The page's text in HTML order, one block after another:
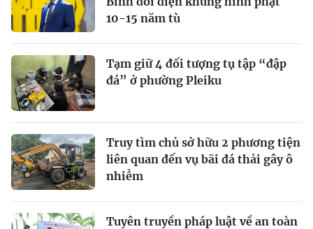
10-15 năm tù
Tạm giữ 4 đối tượng tụ tập “đập
đá” ở phường Pleiku
Truy tìm chủ sở hữu 2 phương tiện
liên quan đến vụ bãi đá thải gây ô
nhiễm
Tuyên truyền pháp luật về an toàn